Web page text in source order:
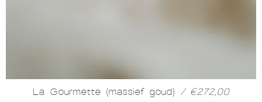
La Gourmette (massief goud) / €272,00